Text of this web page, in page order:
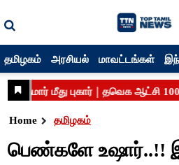
தமிழகம் அரசியல் மாவட்டங்கள்
Home தமிழகம்
பெண்களே உஷார்..!!